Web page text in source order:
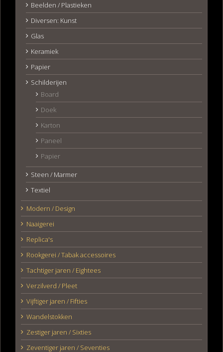
Beelden / Plastieken
Diversen: Kunst
Glas
Keramiek
Papier
Schilderijen
Board
Doek
Karton
Paneel
Papier
Steen / Marmer
Textiel
Modern / Design
Naaigerei
Replica's
Rookgerei / Tabak accessoires
Tachtiger jaren / Eightees
Verzilverd / Pleet
Vijftiger jaren / Fifties
Wandelstokken
Zestiger jaren / Sixties
Zeventiger jaren / Seventies